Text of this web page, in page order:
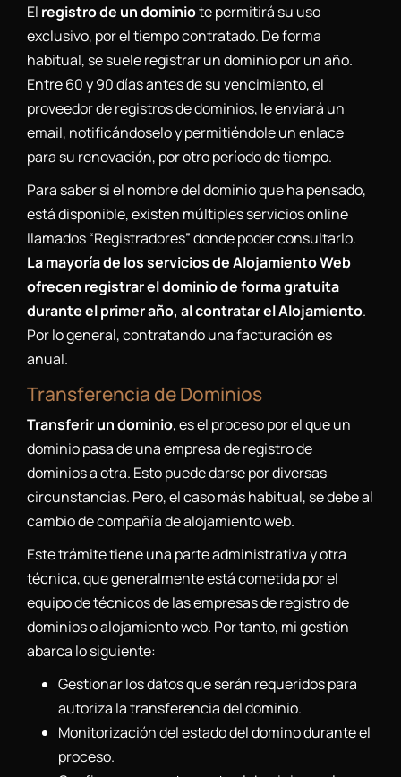
El registro de un dominiote permitirá su uso
exclusivo, por el tiempo contratado. De forma
habitual, se suele registrar un dominio por un año.
Entre 60 y 90 días antes de su vencimiento, el
proveedor de registros de dominios, le enviará un
email, notificándoselo y permitiéndole un enlace
para su renovación, por otro período de tiempo.
Para saber si el nombre del dominio que ha pensado,
está disponible, existen múltiples servicios online
llamados “Registradores” donde poder consultarlo.
La mayoría de los servicios de Alojamiento Web
ofrecen registrar el dominio de forma gratuita
durante el primer año, al contratar el Alojamiento.
Por lo general, contratando una facturación es
anual.
Transferencia de Dominios
Transferir un dominio, es el proceso por el que un
dominio pasa de una empresa de registro de
dominios a otra. Esto puede darse por diversas
circunstancias. Pero, el caso más habitual, se debe al
cambio de compañía de alojamiento web.
Este trámite tiene una parte administrativa y otra
técnica, que generalmente está cometida por el
equipo de técnicos de las empresas de registro de
dominios o alojamiento web. Por tanto, mi gestión
abarca lo siguiente:
Gestionar los datos que serán requeridos para
autoriza la transferencia del dominio.
Monitorización del estado del domino durante el
proceso.